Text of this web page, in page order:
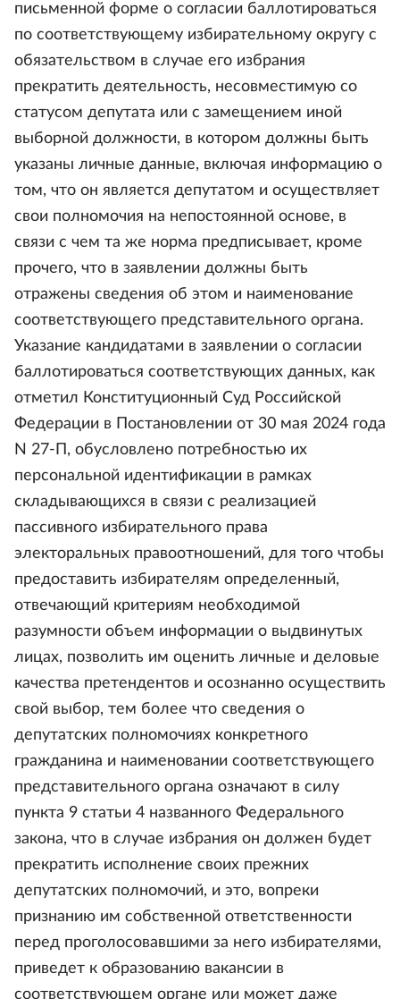
письменной форме о согласии баллотироваться
по соответствующему избирательному округу с
обязательством в случае его избрания
прекратить деятельность, несовместимую со
статусом депутата или с замещением иной
выборной должности, в котором должны быть
указаны личные данные, включая информацию о
том, что он является депутатом и осуществляет
свои полномочия на непостоянной основе, в
связи с чем та же норма предписывает, кроме
прочего, что в заявлении должны быть
отражены сведения об этом и наименование
соответствующего представительного органа.
Указание кандидатами в заявлении о согласии
баллотироваться соответствующих данных, как
отметил Конституционный Суд Российской
Федерации в Постановлении от 30 мая 2024 года
N 27-П, обусловлено потребностью их
персональной идентификации в рамках
складывающихся в связи с реализацией
пассивного избирательного права
электоральных правоотношений, для того чтобы
предоставить избирателям определенный,
отвечающий критериям необходимой
разумности объем информации о выдвинутых
лицах, позволить им оценить личные и деловые
качества претендентов и осознанно осуществить
свой выбор, тем более что сведения о
депутатских полномочиях конкретного
гражданина и наименовании соответствующего
представительного органа означают в силу
пункта 9 статьи 4 названного Федерального
закона, что в случае избрания он должен будет
прекратить исполнение своих прежних
депутатских полномочий, и это, вопреки
признанию им собственной ответственности
перед проголосовавшими за него избирателями,
приведет к образованию вакансии в
соответствующем органе или может даже